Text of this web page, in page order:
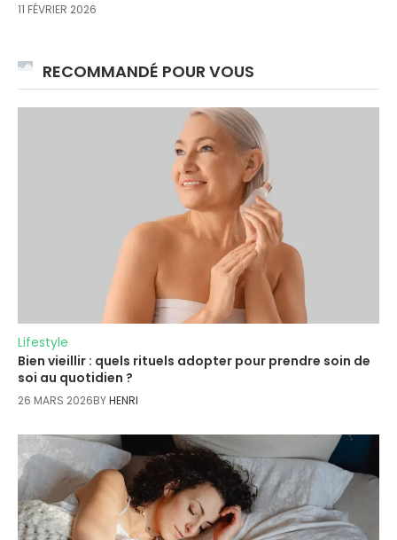
11 FÉVRIER 2026
RECOMMANDÉ POUR VOUS
Lifestyle
Bien vieillir : quels rituels adopter pour prendre soin de
soi au quotidien ?
26 MARS 2026BYHENRI